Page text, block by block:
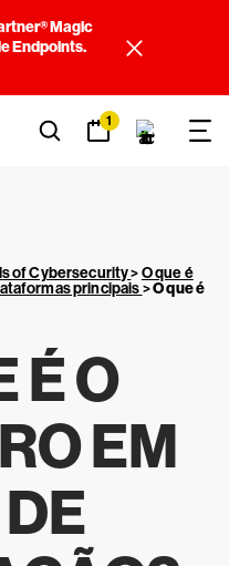
Magic
Endpoints.
1
of Cybersecurity>O que é
principais>O que é
É O
EM